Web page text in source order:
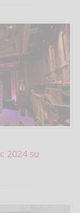
2024 su